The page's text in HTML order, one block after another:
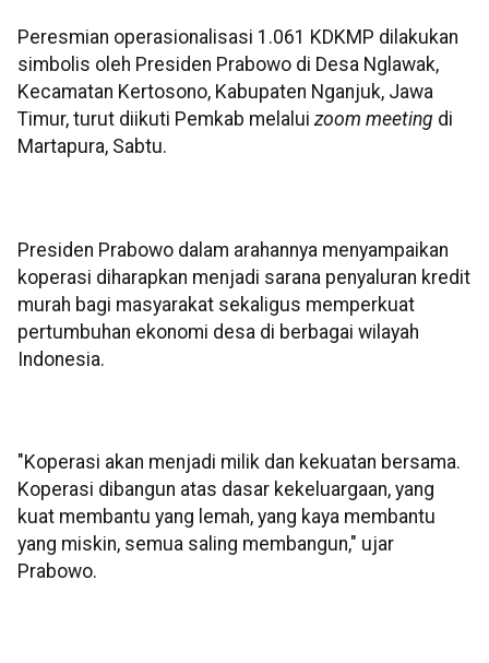
Peresmian operasionalisasi 1.061 KDKMP dilakukan
simbolis oleh Presiden Prabowo di Desa Nglawak,
Kecamatan Kertosono, Kabupaten Nganjuk, Jawa
Timur, turut diikuti Pemkab melalui zoom meeting di
Martapura, Sabtu.
Presiden Prabowo dalam arahannya menyampaikan
koperasi diharapkan menjadi sarana penyaluran kredit
murah bagi masyarakat sekaligus memperkuat
pertumbuhan ekonomi desa di berbagai wilayah
Indonesia.
"Koperasi akan menjadi milik dan kekuatan bersama.
Koperasi dibangun atas dasar kekeluargaan, yang
kuat membantu yang lemah, yang kaya membantu
yang miskin, semua saling membangun," ujar
Prabowo.